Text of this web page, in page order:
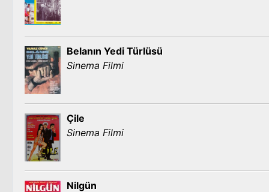
Belanın Yedi Türlüsü
Sinema Filmi
Çile
Sinema Filmi
Nilgün